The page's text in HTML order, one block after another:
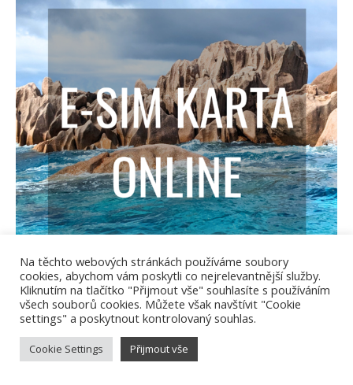
Na těchto webových stránkách používáme soubory
cookies, abychom vám poskytli co nejrelevantnější služby.
Kliknutím na tlačítko "Přijmout vše" souhlasíte s používáním
všech souborů cookies. Můžete však navštívit "Cookie
settings" a poskytnout kontrolovaný souhlas.
Cookie Settings Přijmout vše